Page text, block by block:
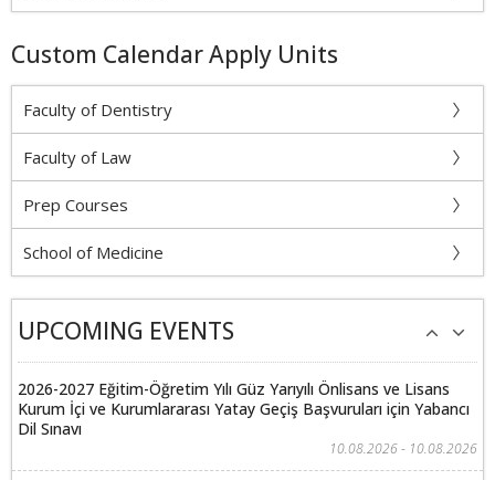
Custom Calendar Apply Units
Faculty of Dentistry
Faculty of Law
Prep Courses
School of Medicine
UPCOMING EVENTS
2026-2027 Eğitim-Öğretim Yılı Güz Yarıyılı Önlisans ve Lisans
Kurum İçi ve Kurumlararası Yatay Geçiş Başvuruları için Yabancı
Dil Sınavı
10.08.2026 - 10.08.2026